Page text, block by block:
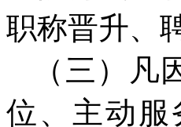
职称晋升、
（三）凡
位、主动